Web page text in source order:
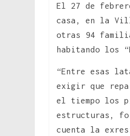
El 27 de
casa, en la
otras 94
habitando los
“Entre esas
exigir que
el tiempo los
estructuras,
cuenta la